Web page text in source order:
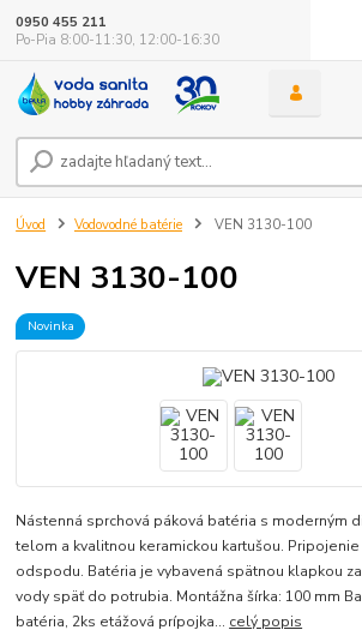
0950 455 211
Po-Pia 8:00-11:30, 12:00-16:30
Úvod Vodovodné batérie VEN 3130-100
VEN 3130-100
Novinka
Nástenná sprchová páková batéria s moderným
telom a kvalitnou keramickou kartušou.
odspodu. Batéria je vybavená spätnou klapkou
vody späť do potrubia. Montážna šírka: 100 mm
batéria, 2ks etážová prípojka... celý popis